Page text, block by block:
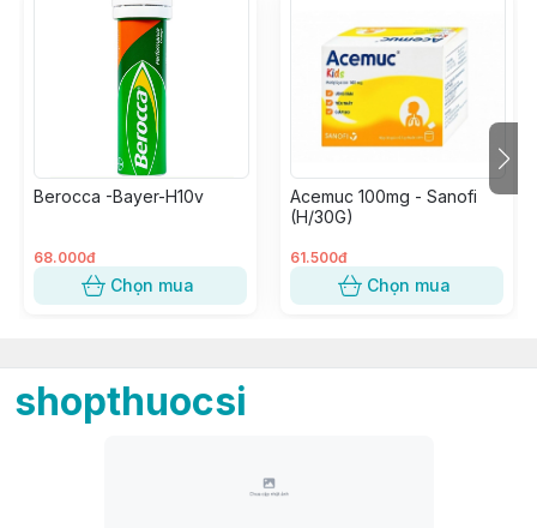
Berocca -Bayer-H10v
68.000đ
Chọn mua
Acemuc 100mg - Sanofi
(H/30G)
61.500đ
Chọn mua
shopthuocsi